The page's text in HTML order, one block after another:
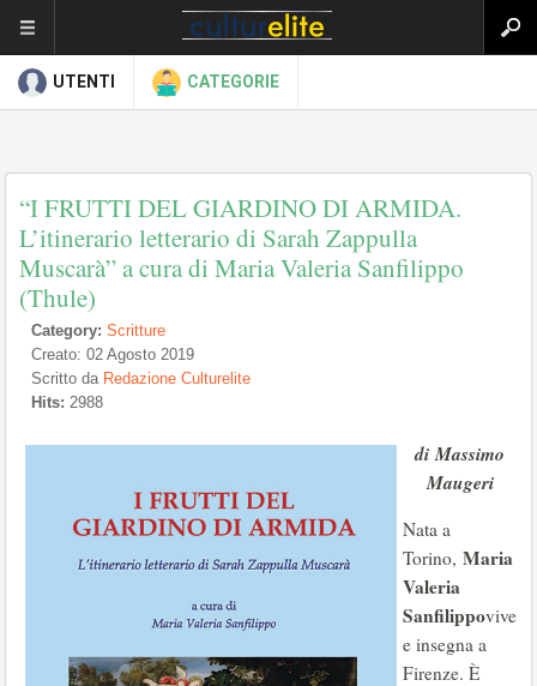
UTENTI CATEGORIE
“I FRUTTI DEL GIARDINO DI ARMIDA.
L’itinerario letterario di Sarah Zappulla
Muscarà” a cura di Maria Valeria Sanfilippo
(Thule)
Category: Scritture
Creato: 02 Agosto 2019
Scritto da Redazione Culturelite
Hits: 2988
di Massimo
Maugeri
Nata a
Torino, Maria
Valeria
Sanfilippovive
e insegna a
Firenze. È